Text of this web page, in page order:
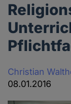
Christian
08.01.2016